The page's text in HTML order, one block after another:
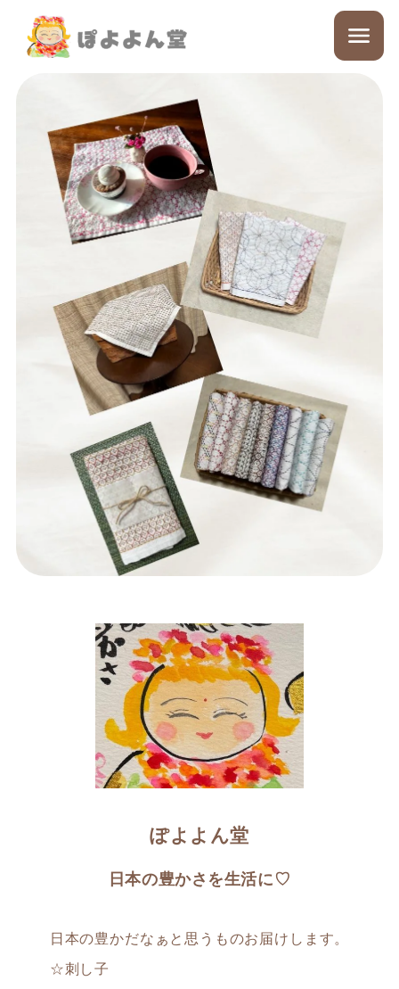
ぽよよん堂
日本の豊かさを生活に♡
日本の豊かだなぁと思うものお届けします。
☆刺し子